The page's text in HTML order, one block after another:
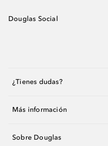
Douglas Social
¿Tienes dudas?
Más información
Sobre Douglas